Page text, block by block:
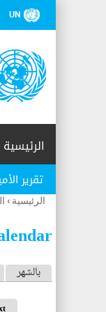
UN
الرئيسية
تقرير
أنت
هنا
الرئيسية ›
ا بالشهر